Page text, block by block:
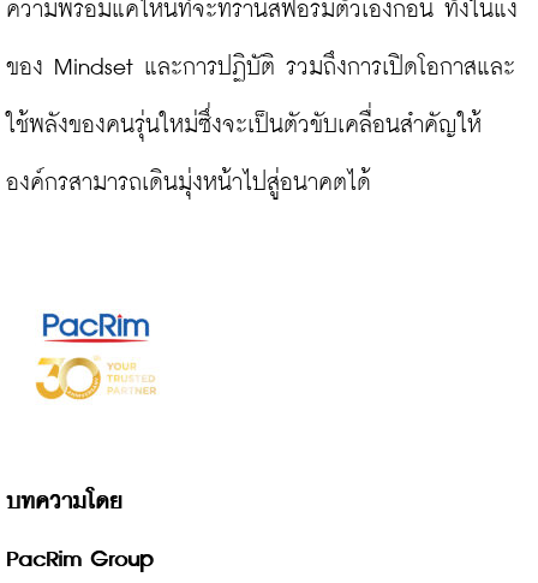
ความพร้อมแค่ไหนที่จะทรานส์ฟอร์มตัวเองก่อน ทั้งในแง่
ของ Mindset และการปฏิบัติ รวมถึงการเปิดโอกาสและ
ใช้พลังของคนรุ่นใหม่ซึ่งจะเป็นตัวขับเคลื่อนสำคัญให้
องค์กรสามารถเดินมุ่งหน้าไปสู่อนาคตได้
บทความโดย
PacRim Group